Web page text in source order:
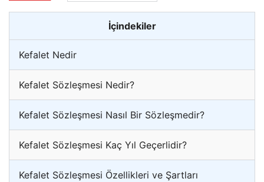
İçindekiler
Kefalet Nedir
Kefalet Sözleşmesi Nedir?
Kefalet Sözleşmesi Nasıl Bir Sözleşmedir?
Kefalet Sözleşmesi Kaç Yıl Geçerlidir?
Kefalet Sözleşmesi Özellikleri ve Şartları